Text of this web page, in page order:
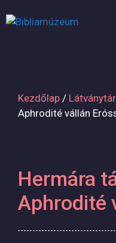
Kezdőlap / Látványtár
Aphrodité vállán
Hermára
Aphrodité